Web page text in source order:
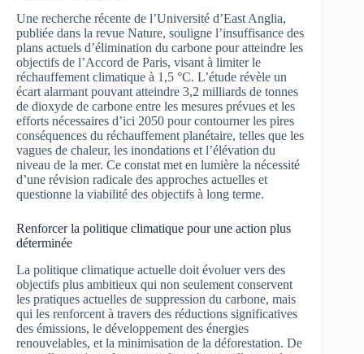
Une recherche récente de l’Université d’East Anglia,
publiée dans la revue Nature, souligne l’insuffisance des
plans actuels d’élimination du carbone pour atteindre les
objectifs de l’Accord de Paris, visant à limiter le
réchauffement climatique à 1,5 °C. L’étude révèle un
écart alarmant pouvant atteindre 3,2 milliards de tonnes
de dioxyde de carbone entre les mesures prévues et les
efforts nécessaires d’ici 2050 pour contourner les pires
conséquences du réchauffement planétaire, telles que les
vagues de chaleur, les inondations et l’élévation du
niveau de la mer. Ce constat met en lumière la nécessité
d’une révision radicale des approches actuelles et
questionne la viabilité des objectifs à long terme.
Renforcer la politique climatique pour une action plus
déterminée
La politique climatique actuelle doit évoluer vers des
objectifs plus ambitieux qui non seulement conservent
les pratiques actuelles de suppression du carbone, mais
qui les renforcent à travers des réductions significatives
des émissions, le développement des énergies
renouvelables, et la minimisation de la déforestation. De